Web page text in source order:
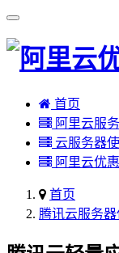
首页
阿里云服
云服务器
阿里云优
首页
腾讯云服务